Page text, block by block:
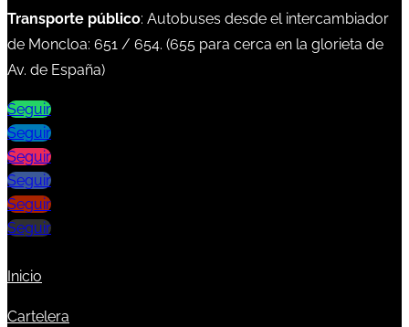
Transporte público: Autobuses desde el intercambiador
de Moncloa: 651 / 654. (655 para cerca en la glorieta de
Av. de España)
Seguir
Seguir
Seguir
Seguir
Seguir
Seguir
Inicio
Cartelera